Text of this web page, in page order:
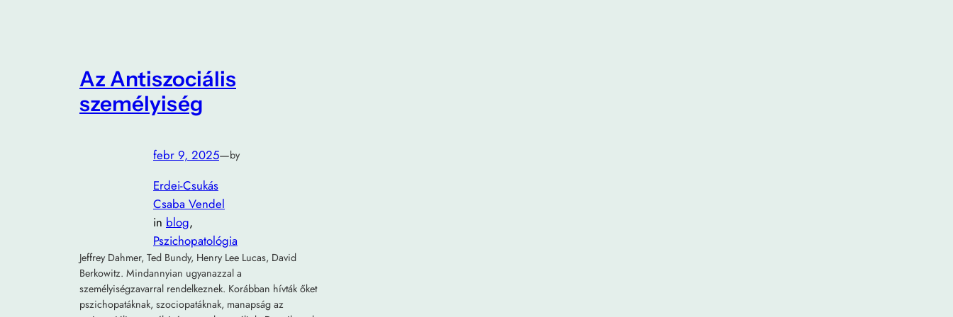
Az Antiszociális
személyiség
febr 9, 2025—by
Erdei-Csukás
Csaba Vendel
in blog
Pszichopatológia
Jeffrey Dahmer, Ted Bundy, Henry Lee Lucas, David
Berkowitz. Mindannyian ugyanazzal a
személyiségzavarral rendelkeznek. Korábban hívták őket
pszichopatáknak, szociopatáknak, manapság az